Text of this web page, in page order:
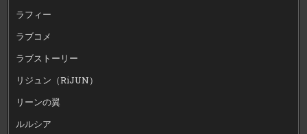
ラフィー
ラブコメ
ラブストーリー
リジュン（RiJUN）
リーンの翼
ルルシア